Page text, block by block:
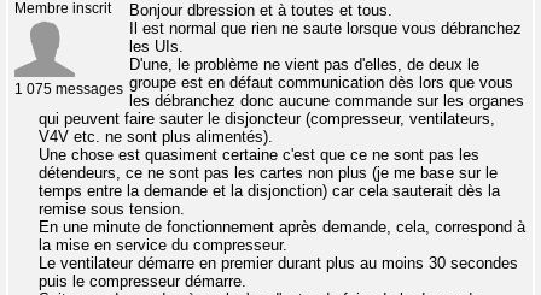
Membre inscrit
1 075 messages
Bonjour dbression et à toutes et tous.
Il est normal que rien ne saute lorsque vous débranchez
les UIs.
D'une, le problème ne vient pas d'elles, de deux le
groupe est en défaut communication dès lors que vous
les débranchez donc aucune commande sur les organes
qui peuvent faire sauter le disjoncteur (compresseur, ventilateurs,
V4V etc. ne sont plus alimentés).
Une chose est quasiment certaine c'est que ce ne sont pas les
détendeurs, ce ne sont pas les cartes non plus (je me base sur le
temps entre la demande et la disjonction) car cela sauterait dès la
remise sous tension.
En une minute de fonctionnement après demande, cela, correspond à
la mise en service du compresseur.
Le ventilateur démarre en premier durant plus au moins 30 secondes
puis le compresseur démarre.